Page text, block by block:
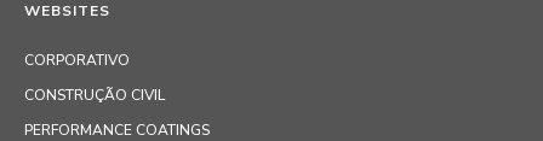
WEBSITES
CORPORATIVO
CONSTRUÇÃO CIVIL
PERFORMANCE COATINGS